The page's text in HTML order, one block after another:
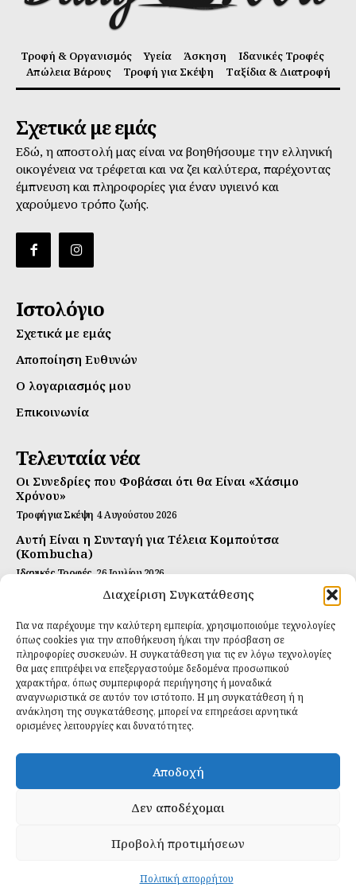
Διαχείριση Συγκατάθεσης
Για να παρέχουμε την καλύτερη εμπειρία, χρησιμοποιούμε τεχνολογίες
όπως cookies για την αποθήκευση ή/και την πρόσβαση σε
πληροφορίες συσκευών. Η συγκατάθεση για τις εν λόγω τεχνολογίες
θα μας επιτρέψει να επεξεργαστούμε δεδομένα προσωπικού
χαρακτήρα, όπως συμπεριφορά περιήγησης ή μοναδικά
αναγνωριστικά σε αυτόν τον ιστότοπο. Η μη συγκατάθεση ή η
ανάκληση της συγκατάθεσης, μπορεί να επηρεάσει αρνητικά
ορισμένες λειτουργίες και δυνατότητες.
Αποδοχή
Δεν αποδέχομαι
Προβολή προτιμήσεων
Πολιτική απορρήτου
Τροφή & Οργανισμός Υγεία Άσκηση
Ιδανικές Τροφές
Απώλεια Βάρους
Τροφή για Σκέψη Ταξίδια & Διατροφή
Σχετικά με εμάς
Εδώ, η αποστολή μας είναι να βοηθήσουμε την ελληνική
οικογένεια να τρέφεται και να ζει καλύτερα, παρέχοντας
έμπνευση και πληροφορίες για έναν υγιεινό και
χαρούμενο τρόπο ζωής.
Ιστολόγιο
Σχετικά με εμάς
Αποποίηση Ευθυνών
Ο λογαριασμός μου
Επικοινωνία
Τελευταία νέα
Οι Συνεδρίες που Φοβάσαι ότι θα Είναι «Χάσιμο
Χρόνου»
Τροφή για Σκέψη 4 Αυγούστου 2026
Αυτή Είναι η Συνταγή για Τέλεια Κομπούτσα
(Kombucha)
Ιδανικές Τροφές 26 Ιουλίου 2026
Η Κρυφή Αλήθεια για τα Υπερ-επεξεργασμένα
Ιδανικές Τροφές 2 Απριλίου 2026
Εγγραφείτε
ΕΓΓΡΑΦΉ
Έχω διαβάσει και δέχομαι τηνπολιτική απορρήτου
Creative.